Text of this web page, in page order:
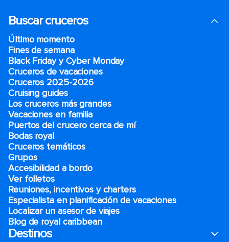
Buscar cruceros
Último momento
Fines de semana
Black Friday y Cyber Monday
Cruceros de vacaciones
Cruceros 2025-2026
Cruising guides
Los cruceros más grandes
Vacaciones en familia
Puertos del crucero cerca de mí
Bodas royal
Cruceros temáticos
Grupos
Accesibilidad a bordo
Ver folletos
Reuniones, incentivos y charters​
Especialista en planificación de vacaciones
Localizar un asesor de viajes
Blog de royal caribbean
Destinos